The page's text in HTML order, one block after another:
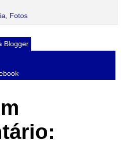
Fotos
Blogger